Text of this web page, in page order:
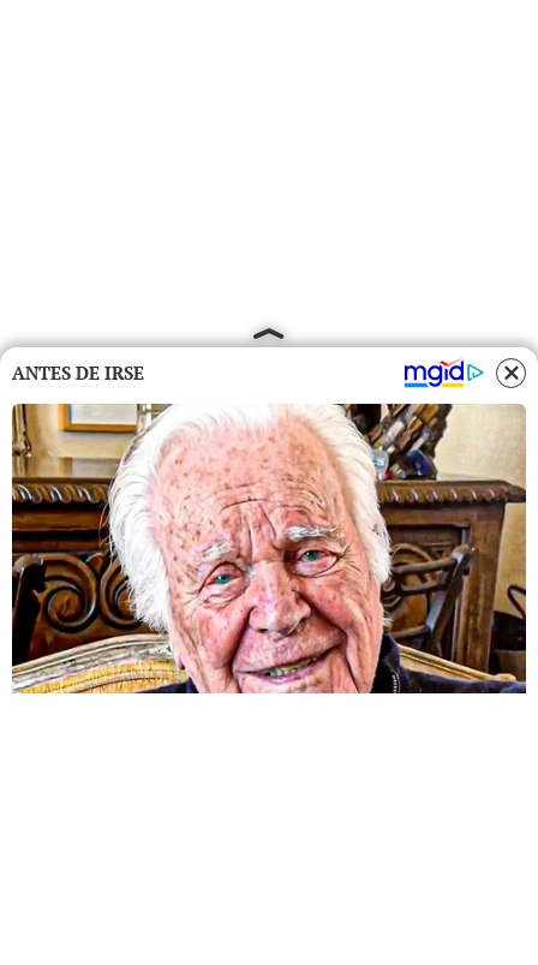
ANTES DE IRSE